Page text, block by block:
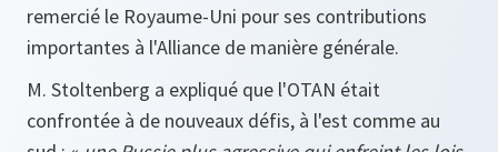
remercié le Royaume-Uni pour ses contributions
importantes à l'Alliance de manière générale.
M. Stoltenberg a expliqué que l'OTAN était
confrontée à de nouveaux défis, à l'est comme au